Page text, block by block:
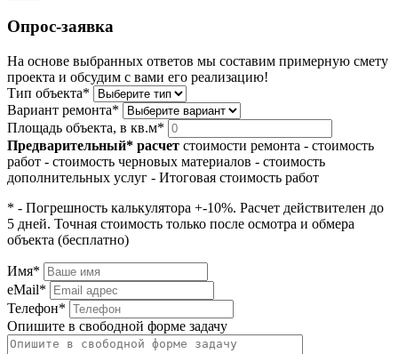
Опрос-заявка
На основе выбранных ответов мы составим примерную смету
проекта и обсудим с вами его реализацию!
Тип объекта*
Вариант ремонта*
Площадь объекта, в кв.м*
Предварительный* расчет стоимости ремонта - стоимость
работ - стоимость черновых материалов - стоимость
дополнительных услуг - Итоговая стоимость работ
* - Погрешность калькулятора +-10%. Расчет действителен до
5 дней. Точная стоимость только после осмотра и обмера
объекта (бесплатно)
Имя*
eMail*
Телефон*
Опишите в свободной форме задачу